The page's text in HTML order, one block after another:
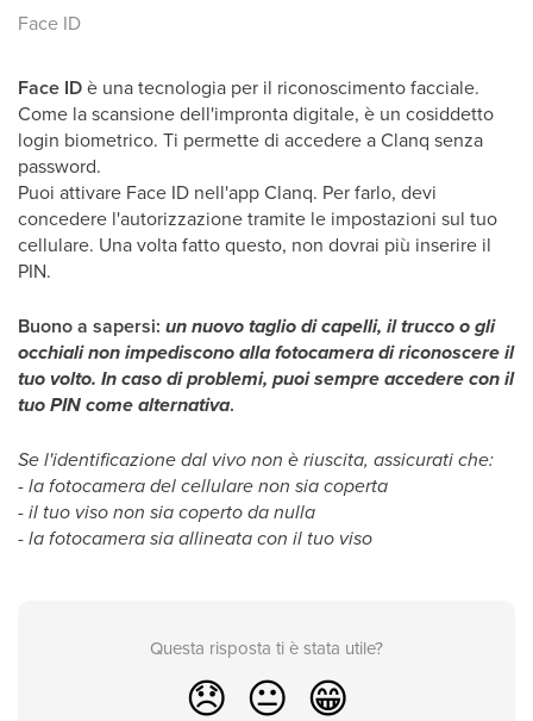
Face ID
Face IDè una tecnologia per il riconoscimento facciale.
Come la scansione dell'impronta digitale, è un cosiddetto
login biometrico. Ti permette di accedere a Clanq senza
password.
Puoi attivare Face ID nell'app Clanq. Per farlo, devi
concedere l'autorizzazione tramite le impostazioni sul tuo
cellulare. Una volta fatto questo, non dovrai più inserire il
PIN.
Buono a sapersi: un nuovo taglio di capelli, il trucco o gli
occhiali non impediscono alla fotocamera di riconoscere il
tuo volto. In caso di problemi, puoi sempre accedere con il
tuo PIN come alternativa.
Se l'identificazione dal vivo non è riuscita, assicurati che:
- la fotocamera del cellulare non sia coperta
- il tuo viso non sia coperto da nulla
- la fotocamera sia allineata con il tuo viso
Questa risposta ti è stata utile?
😞 😐 😁